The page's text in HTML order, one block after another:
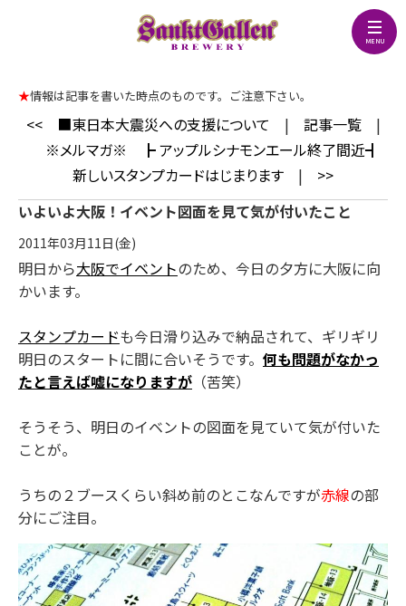
★情報は記事を書いた時点のものです。ご注意下さい。
<< ■東日本大震災への支援について | 記事一覧|
※メルマガ※ ┣ アップルシナモンエール終了間近┫
新しいスタンプカードはじまります | >>
いよいよ大阪！イベント図面を見て気が付いたこと
2011年03月11日(金)
明日から大阪でイベントのため、今日の夕方に大阪に向
かいます。
スタンプカードも今日滑り込みで納品されて、ギリギリ
明日のスタートに間に合いそうです。 何も問題がなかっ
たと言えば嘘になりますが （苦笑）
そうそう、明日のイベントの図面を見ていて気が付いた
ことが。
うちの２ブースくらい斜め前のとこなんですが赤線の部
分にご注目。